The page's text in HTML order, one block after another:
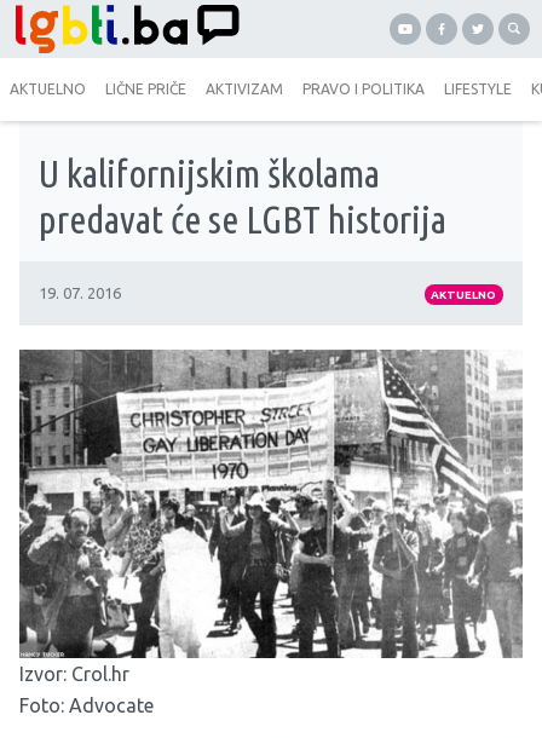
AKTUELNO LIČNE PRIČE AKTIVIZAM PRAVO I POLITIKA LIFESTYLE
U kalifornijskim školama
predavat će se LGBT historija
19. 07. 2016 AKTUELNO
Izvor: Crol.hr
Foto: Advocate